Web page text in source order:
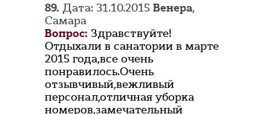
89. Дата: 31.10.2015 Венера,
Самара
Вопрос: Здравствуйте!
Отдыхали в санатории в марте
2015 года,все очень
понравилось.Очень
отзывчивый,вежливый
персонал,отличная уборка
номеров,замечательный